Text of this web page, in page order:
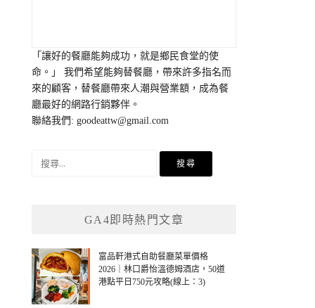
「讓好的餐廳能夠成功，就是鄉民食堂的使
命。」 我們希望能夠替餐廳，帶來許多指名而
來的顧客，替餐廳帶來人潮與營業額，成為餐
廳最好的網路行銷夥伴。
聯絡我們:goodeattw@gmail.com
GA4即時熱門文章
富品軒港式自助餐廳菜單價格
2026｜林口爵怡溫德姆酒店，50道
港點平日750元攻略(線上：3)